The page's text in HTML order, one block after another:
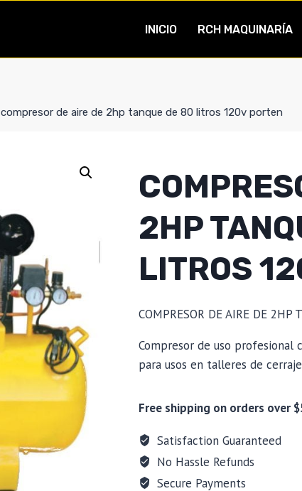
INICIO RCH MAQUINARÍA
compresor de aire de 2hp tanque de 80 litros 120v porten
2HP
LITROS
COMPRESOR DE AIRE DE 2HP
Compresor de uso profesional
para usos en talleres de
Free shipping on orders over
Satisfaction Guaranteed
No Hassle Refunds
Secure Payments